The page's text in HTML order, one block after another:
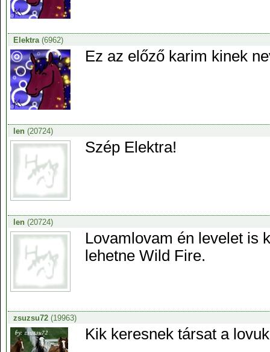
Elektra(6962)
Ez az előző karim kinek
len(20724)
Szép Elektra!
len(20724)
Lovamlovam én levelet is
lehetne Wild Fire.
zsuzsu72(19963)
Kik keresnek társat a